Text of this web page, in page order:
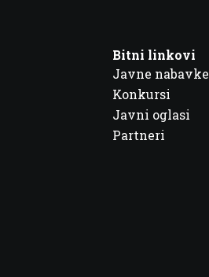
Bitni linkovi
Javne nabavke
Konkursi
Javni oglasi
Partneri